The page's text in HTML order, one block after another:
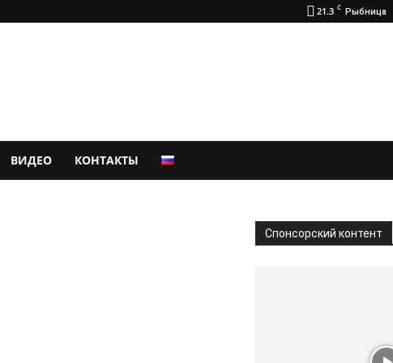
21.3 C Рыбница
ВИДЕО КОНТАКТЫ
Спонсорский контент